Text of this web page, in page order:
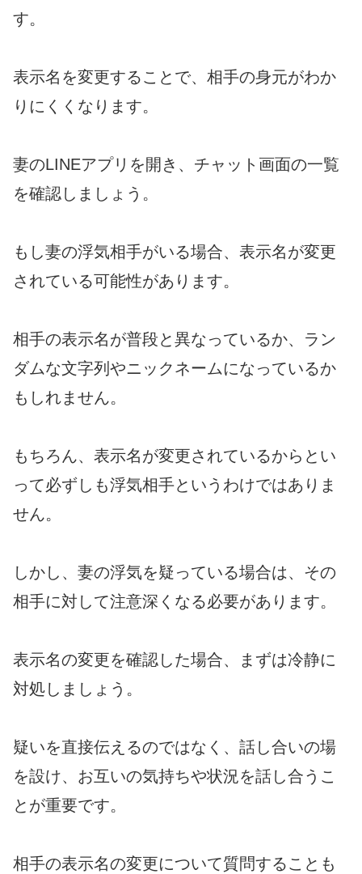
す。
表示名を変更することで、相手の身元がわか
りにくくなります。
妻のLINEアプリを開き、チャット画面の一覧
を確認しましょう。
もし妻の浮気相手がいる場合、表示名が変更
されている可能性があります。
相手の表示名が普段と異なっているか、ラン
ダムな文字列やニックネームになっているか
もしれません。
もちろん、表示名が変更されているからとい
って必ずしも浮気相手というわけではありま
せん。
しかし、妻の浮気を疑っている場合は、その
相手に対して注意深くなる必要があります。
表示名の変更を確認した場合、まずは冷静に
対処しましょう。
疑いを直接伝えるのではなく、話し合いの場
を設け、お互いの気持ちや状況を話し合うこ
とが重要です。
相手の表示名の変更について質問することも